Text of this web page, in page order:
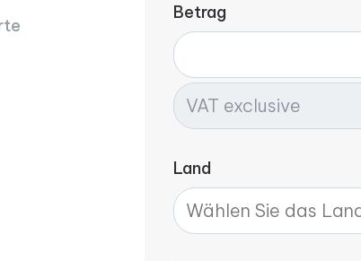
Betrag
Land